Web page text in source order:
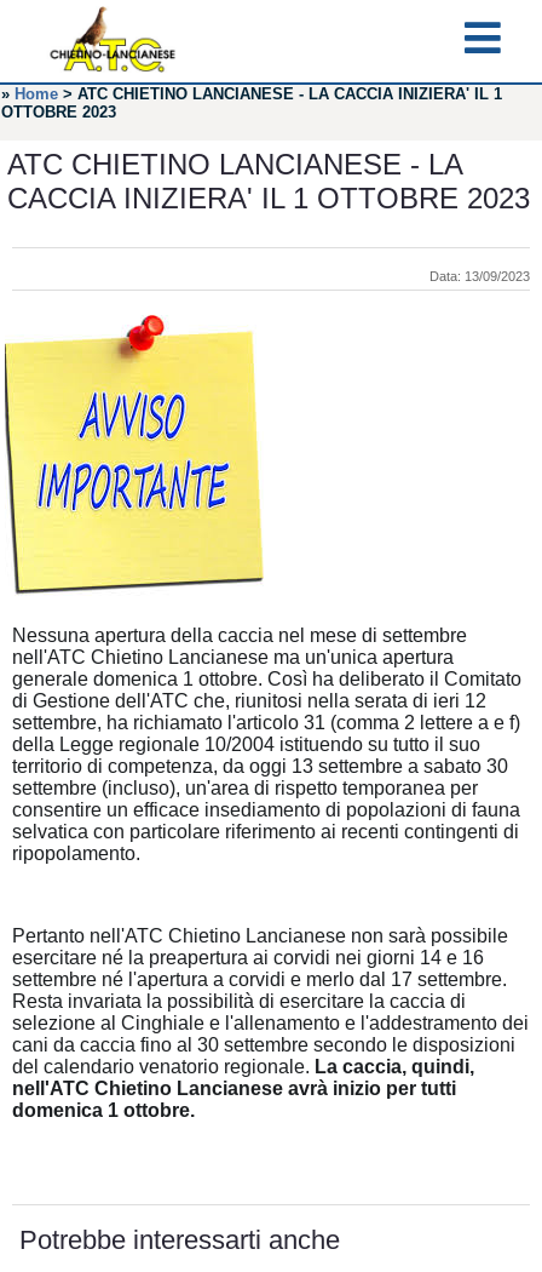
» Home > ATC CHIETINO LANCIANESE - LA CACCIA INIZIERA' IL 1
OTTOBRE 2023
ATC CHIETINO LANCIANESE - LA
CACCIA INIZIERA' IL 1 OTTOBRE 2023
Data: 13/09/2023
Nessuna apertura della caccia nel mese di settembre
nell'ATC Chietino Lancianese ma un'unica apertura
generale domenica 1 ottobre. Così ha deliberato il Comitato
di Gestione dell'ATC che, riunitosi nella serata di ieri 12
settembre, ha richiamato l'articolo 31 (comma 2 lettere a e f)
della Legge regionale 10/2004 istituendo su tutto il suo
territorio di competenza, da oggi 13 settembre a sabato 30
settembre (incluso), un'area di rispetto temporanea per
consentire un efficace insediamento di popolazioni di fauna
selvatica con particolare riferimento ai recenti contingenti di
ripopolamento.
Pertanto nell'ATC Chietino Lancianese non sarà possibile
esercitare né la preapertura ai corvidi nei giorni 14 e 16
settembre né l'apertura a corvidi e merlo dal 17 settembre.
Resta invariata la possibilità di esercitare la caccia di
selezione al Cinghiale e l'allenamento e l'addestramento dei
cani da caccia fino al 30 settembre secondo le disposizioni
del calendario venatorio regionale. La caccia, quindi,
nell'ATC Chietino Lancianese avrà inizio per tutti
domenica 1 ottobre.
Potrebbe interessarti anche